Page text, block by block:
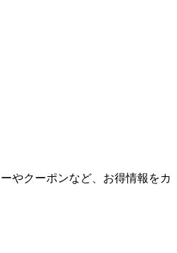
やクーポンなど、お得情報をカ